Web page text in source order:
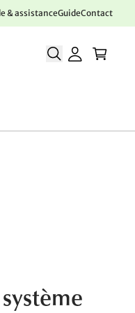
& assistanceGuideContact